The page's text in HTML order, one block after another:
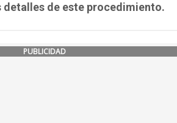
detalles de este procedimiento.
PUBLICIDAD